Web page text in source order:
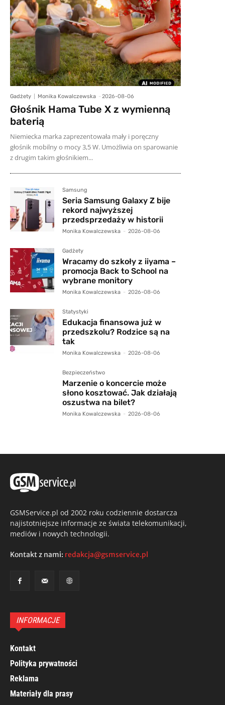
Gadżety Monika Kowalczewska - 2026-08-06
Głośnik Hama Tube X z wymienną
baterią
Niemiecka marka zaprezentowała mały i poręczny
głośnik mobilny o mocy 3,5 W. Umożliwia on sparowanie
z drugim takim głośnikiem...
Samsung
Seria Samsung Galaxy Z bije
rekord najwyższej
przedsprzedaży w historii
Monika Kowalczewska - 2026-08-06
Gadżety
Wracamy do szkoły z iiyama –
promocja Back to School na
wybrane monitory
Monika Kowalczewska - 2026-08-06
Statystyki
Edukacja finansowa już w
przedszkolu? Rodzice są na
tak
Monika Kowalczewska - 2026-08-06
Bezpieczeństwo
Marzenie o koncercie może
słono kosztować. Jak działają
oszustwa na bilet?
Monika Kowalczewska - 2026-08-06
GSMService.pl od 2002 roku codziennie dostarcza
najistotniejsze informacje ze świata telekomunikacji,
mediów i nowych technologii.
Kontakt z nami: redakcja@gsmservice.pl
INFORMACJE
Kontakt
Polityka prywatności
Reklama
Materiały dla prasy